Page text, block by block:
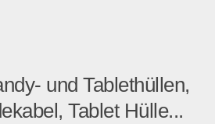
und Tablethüllen,
Tablet Hülle...